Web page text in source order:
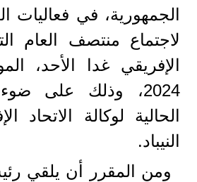
الجمهورية، في فعاليات
لاجتماع منتصف العام
2024، وذلك على
الحالية لوكالة الاتحاد
النيباد.
ومن المقرر أن يلقي